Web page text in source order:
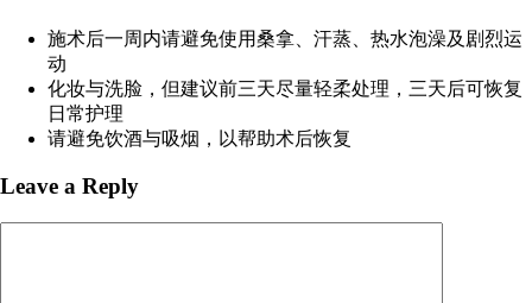
施术后一周内请避免使用桑拿、汗蒸、热水泡澡及剧烈运
动
化妆与洗脸，但建议前三天尽量轻柔处理，三天后可恢复
日常护理
请避免饮酒与吸烟，以帮助术后恢复
Leave a Reply